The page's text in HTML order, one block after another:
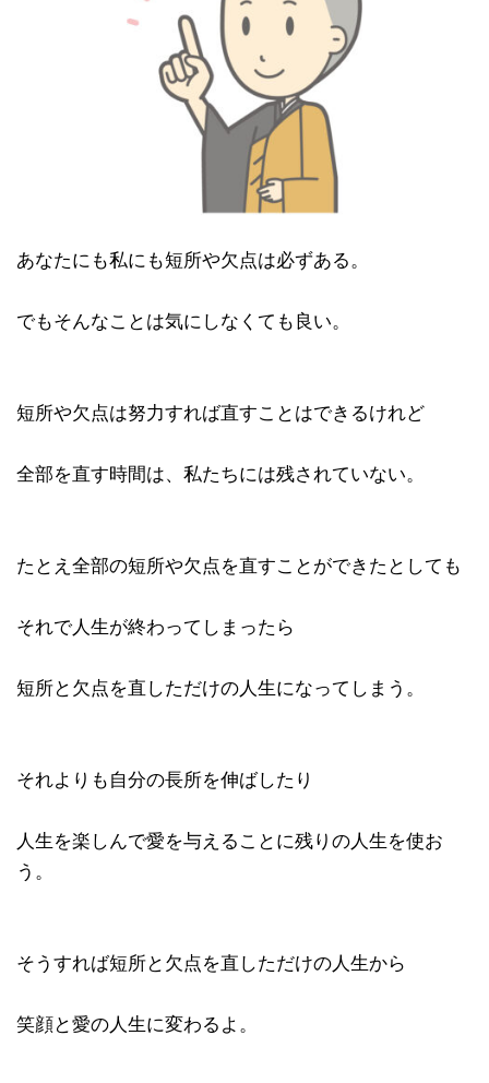
あなたにも私にも短所や欠点は必ずある。
でもそんなことは気にしなくても良い。
短所や欠点は努力すれば直すことはできるけれど
全部を直す時間は、私たちには残されていない。
たとえ全部の短所や欠点を直すことができたとしても
それで人生が終わってしまったら
短所と欠点を直しただけの人生になってしまう。
それよりも自分の長所を伸ばしたり
人生を楽しんで愛を与えることに残りの人生を使お
う。
そうすれば短所と欠点を直しただけの人生から
笑顔と愛の人生に変わるよ。